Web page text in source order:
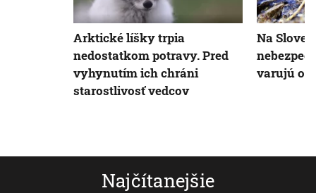
Najčítanejšie
Arktické líšky trpia
nedostatkom potravy. Pred
vyhynutím ich chráni
starostlivosť vedcov
Na
varujú